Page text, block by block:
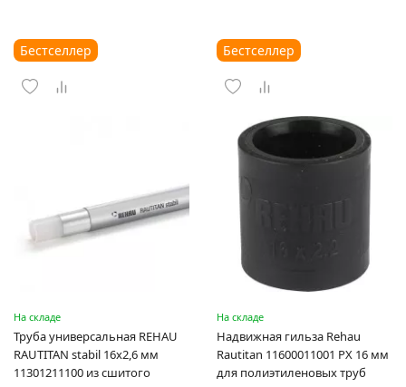
Бестселлер
На складе
Труба универсальная REHAU
RAUTITAN stabil 16х2,6 мм
11301211100 из сшитого
Бестселлер
На складе
Надвижная гильза Rehau
Rautitan 11600011001 PX 16 мм
для полиэтиленовых труб